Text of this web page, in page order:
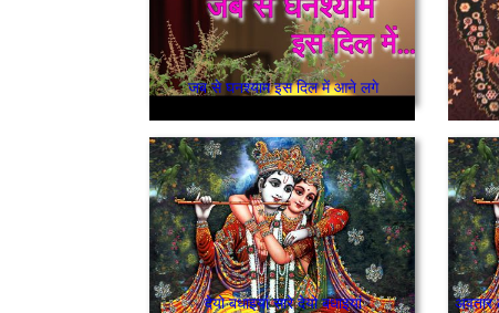
जब से घनश्याम इस दिल में आने लगे
देयो बधाइयां सारे देयो बधाइयां